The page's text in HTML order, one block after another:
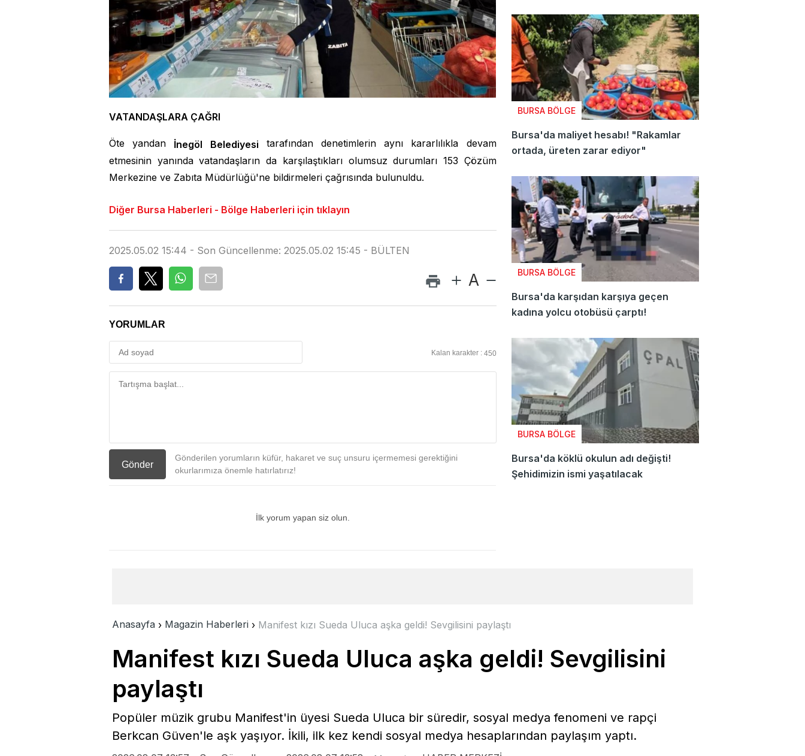
VATANDAŞLARA ÇAĞRI
Öte yandan İnegöl Belediyesi tarafından denetimlerin aynı kararlılıkla devam
etmesinin yanında vatandaşların da karşılaştıkları olumsuz durumları 153 Çözüm
Merkezine ve Zabıta Müdürlüğü'ne bildirmeleri çağrısında bulunuldu.
Diğer Bursa Haberleri - Bölge Haberleri için tıklayın
2025.05.02 15:44 - Son Güncellenme: 2025.05.02 15:45 - BÜLTEN
A
YORUMLAR
Kalan karakter : 450
Gönder
Gönderilen yorumların küfür, hakaret ve suç unsuru içermemesi gerektiğini
okurlarımıza önemle hatırlatırız!
İlk yorum yapan siz olun.
BURSA BÖLGE
Bursa'da maliyet hesabı! "Rakamlar
ortada, üreten zarar ediyor"
BURSA BÖLGE
Bursa'da karşıdan karşıya geçen
kadına yolcu otobüsü çarptı!
BURSA BÖLGE
Bursa'da köklü okulun adı değişti!
Şehidimizin ismi yaşatılacak
Anasayfa › Magazin Haberleri › Manifest kızı Sueda Uluca aşka geldi! Sevgilisini paylaştı
Manifest kızı Sueda Uluca aşka geldi! Sevgilisini
paylaştı
Popüler müzik grubu Manifest'in üyesi Sueda Uluca bir süredir, sosyal medya fenomeni ve rapçi
Berkcan Güven'le aşk yaşıyor. İkili, ilk kez kendi sosyal medya hesaplarından paylaşım yaptı.